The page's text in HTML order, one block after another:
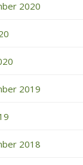
2020
2019
2018